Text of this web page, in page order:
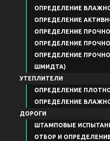
ОПРЕДЕЛЕНИЕ
ОПРЕДЕЛЕНИЕ
ОПРЕДЕЛЕНИЕ
ОПРЕДЕЛЕНИЕ
ОПРЕДЕЛЕНИЕ
ШМИДТА)
УТЕПЛИТЕЛИ
ОПРЕДЕЛЕНИЕ
ОПРЕДЕЛЕНИЕ
ДОРОГИ
ШТАМПОВЫЕ
ОТБОР И